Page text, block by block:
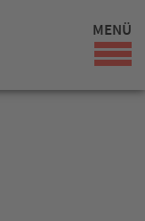
MENÜ